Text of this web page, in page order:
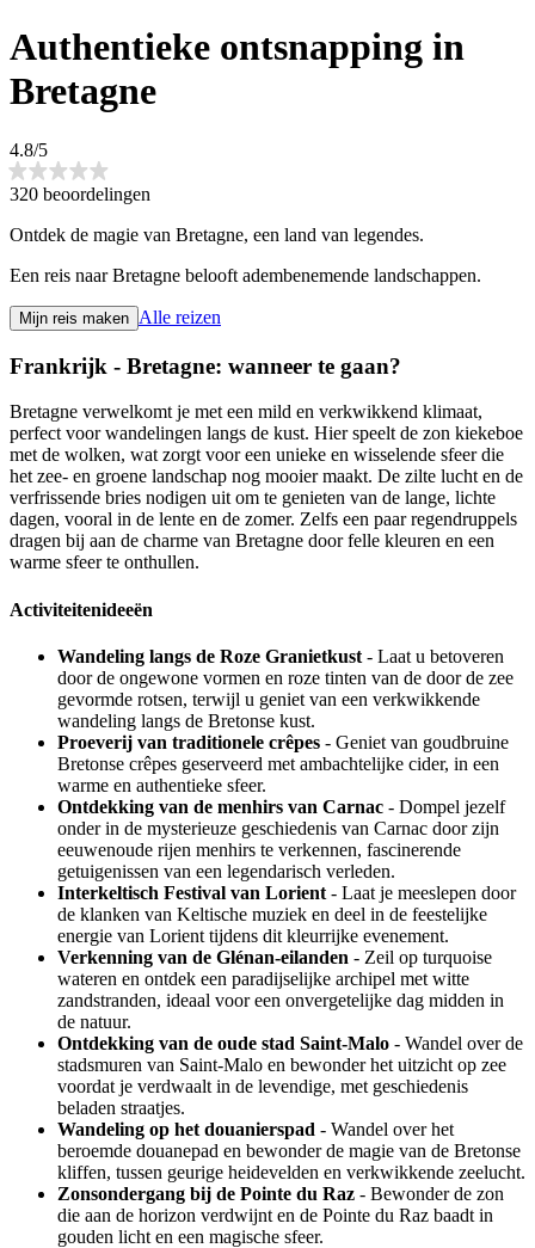
Authentieke ontsnapping in
Bretagne
4.8/5
320 beoordelingen
Ontdek de magie van Bretagne, een land van legendes.
Een reis naar Bretagne belooft adembenemende landschappen.
Mijn reis maken Alle reizen
Frankrijk - Bretagne: wanneer te gaan?
Bretagne verwelkomt je met een mild en verkwikkend klimaat,
perfect voor wandelingen langs de kust. Hier speelt de zon kiekeboe
met de wolken, wat zorgt voor een unieke en wisselende sfeer die
het zee- en groene landschap nog mooier maakt. De zilte lucht en de
verfrissende bries nodigen uit om te genieten van de lange, lichte
dagen, vooral in de lente en de zomer. Zelfs een paar regendruppels
dragen bij aan de charme van Bretagne door felle kleuren en een
warme sfeer te onthullen.
Activiteitenideeën
Wandeling langs de Roze Granietkust - Laat u betoveren
door de ongewone vormen en roze tinten van de door de zee
gevormde rotsen, terwijl u geniet van een verkwikkende
wandeling langs de Bretonse kust.
Proeverij van traditionele crêpes - Geniet van goudbruine
Bretonse crêpes geserveerd met ambachtelijke cider, in een
warme en authentieke sfeer.
Ontdekking van de menhirs van Carnac - Dompel jezelf
onder in de mysterieuze geschiedenis van Carnac door zijn
eeuwenoude rijen menhirs te verkennen, fascinerende
getuigenissen van een legendarisch verleden.
Interkeltisch Festival van Lorient - Laat je meeslepen door
de klanken van Keltische muziek en deel in de feestelijke
energie van Lorient tijdens dit kleurrijke evenement.
Verkenning van de Glénan-eilanden - Zeil op turquoise
wateren en ontdek een paradijselijke archipel met witte
zandstranden, ideaal voor een onvergetelijke dag midden in
de natuur.
Ontdekking van de oude stad Saint-Malo - Wandel over de
stadsmuren van Saint-Malo en bewonder het uitzicht op zee
voordat je verdwaalt in de levendige, met geschiedenis
beladen straatjes.
Wandeling op het douanierspad - Wandel over het
beroemde douanepad en bewonder de magie van de Bretonse
kliffen, tussen geurige heidevelden en verkwikkende zeelucht.
Zonsondergang bij de Pointe du Raz - Bewonder de zon
die aan de horizon verdwijnt en de Pointe du Raz baadt in
gouden licht en een magische sfeer.